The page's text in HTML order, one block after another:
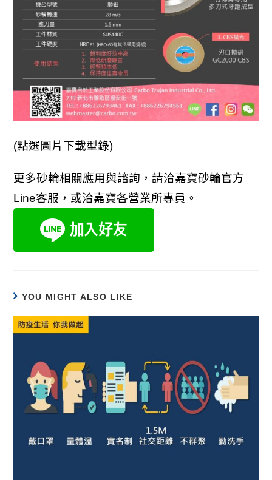
(點選圖片下載型錄)
更多砂輪相關應用與諮詢，請洽嘉寶砂輪官方
Line客服，或洽嘉寶各營業所專員。
YOU MIGHT ALSO LIKE